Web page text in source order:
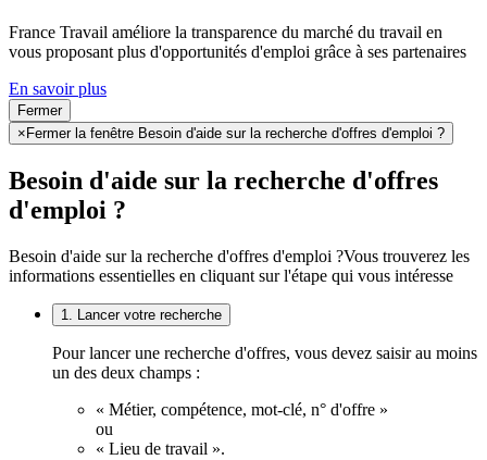
France Travail améliore la transparence du marché du travail en
vous proposant plus d'opportunités d'emploi grâce à ses partenaires
En savoir plus
Fermer
× Fermer la fenêtre Besoin d'aide sur la recherche d'offres d'emploi ?
Besoin d'aide sur la recherche d'offres
d'emploi ?
Besoin d'aide sur la recherche d'offres d'emploi ?Vous trouverez les
informations essentielles en cliquant sur l'étape qui vous intéresse
1. Lancer votre recherche
Pour lancer une recherche d'offres, vous devez saisir au moins
un des deux champs :
« Métier, compétence, mot-clé, n° d'offre »
ou
« Lieu de travail ».